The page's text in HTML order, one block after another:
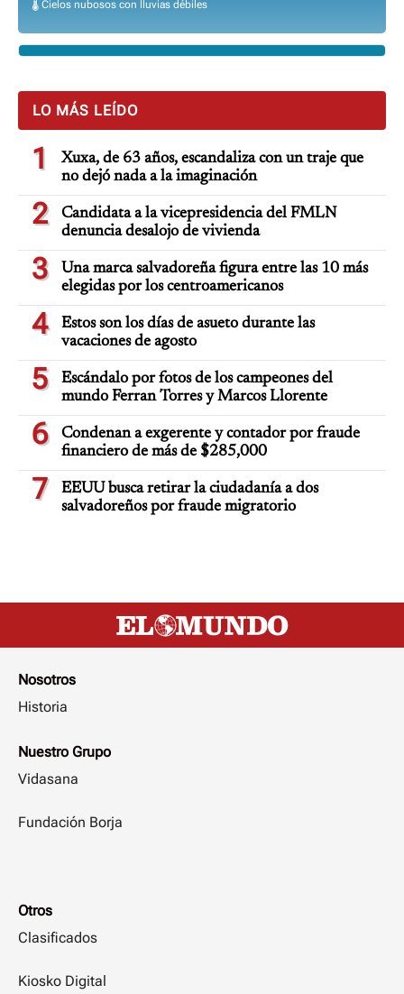
🌡️ Cielos nubosos con lluvias débiles
LO MÁS LEÍDO
1
Xuxa, de 63 años, escandaliza con un traje que
no dejó nada a la imaginación
2
Candidata a la vicepresidencia del FMLN
denuncia desalojo de vivienda
3
Una marca salvadoreña figura entre las 10 más
elegidas por los centroamericanos
4
Estos son los días de asueto durante las
vacaciones de agosto
5
Escándalo por fotos de los campeones del
mundo Ferran Torres y Marcos Llorente
6
Condenan a exgerente y contador por fraude
financiero de más de $285,000
7
EEUU busca retirar la ciudadanía a dos
salvadoreños por fraude migratorio
Nosotros
Historia
Nuestro Grupo
Vidasana
Fundación Borja
Otros
Clasificados
Kiosko Digital